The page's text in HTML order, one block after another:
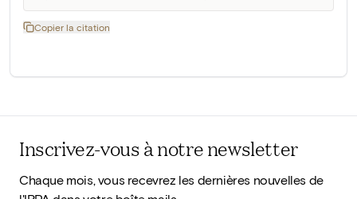
Copier la citation
Inscrivez-vous à notre newsletter
Chaque mois, vous recevrez les dernières nouvelles de